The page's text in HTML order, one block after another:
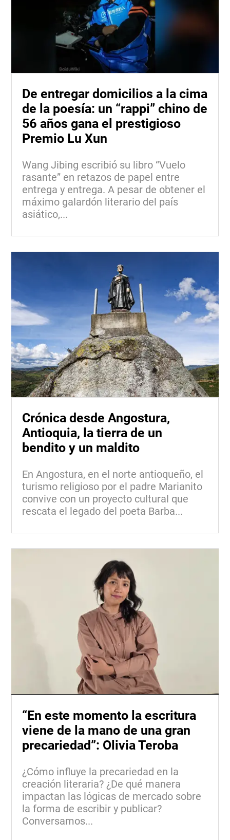
De entregar domicilios a la cima
de la poesía: un “rappi” chino de
56 años gana el prestigioso
Premio Lu Xun
Wang Jibing escribió su libro “Vuelo
rasante” en retazos de papel entre
entrega y entrega. A pesar de obtener el
máximo galardón literario del país
asiático,...
Crónica desde Angostura,
Antioquia, la tierra de un
bendito y un maldito
En Angostura, en el norte antioqueño, el
turismo religioso por el padre Marianito
convive con un proyecto cultural que
rescata el legado del poeta Barba...
“En este momento la escritura
viene de la mano de una gran
precariedad”: Olivia Teroba
¿Cómo influye la precariedad en la
creación literaria? ¿De qué manera
impactan las lógicas de mercado sobre
la forma de escribir y publicar?
Conversamos...